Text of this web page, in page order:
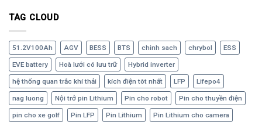
TAG CLOUD
51.2V100Ah AGV BESS BTS chinh sach chrybol ESS
EVE battery Hoà lưới có lưu trữ Hybrid inverter
hệ thống quan trắc khí thải kích điện tôt nhất LFP Lifepo4
nag luong Nội trở pin Lithium Pin cho robot Pin cho thuyền điện
pin cho xe golf Pin LFP Pin Lithium Pin Lithium cho camera